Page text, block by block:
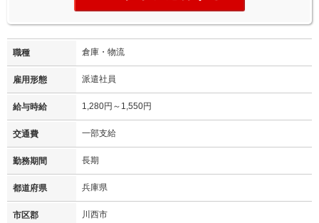
職種 倉庫・物流
雇用形態 派遣社員
給与時給 1,280円～1,550円
交通費 一部支給
勤務期間 長期
都道府県 兵庫県
市区郡 川西市